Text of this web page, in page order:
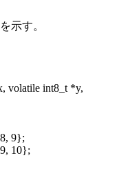
示す。
volatile int8_t *y,
9};
10};